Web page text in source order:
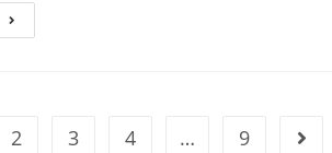
2 3 4 … 9